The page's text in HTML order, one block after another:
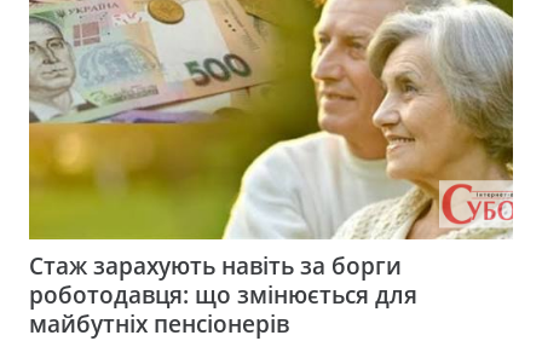
Стаж зарахують навіть за борги
роботодавця: що змінюється для
майбутніх пенсіонерів